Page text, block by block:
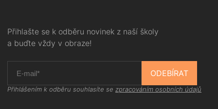
Přihlašte se k odběru novinek z naší školy
a buďte vždy v obraze!
ODEBÍRAT
Přihlášením k odběru souhlasíte se zpracováním osobních údajů